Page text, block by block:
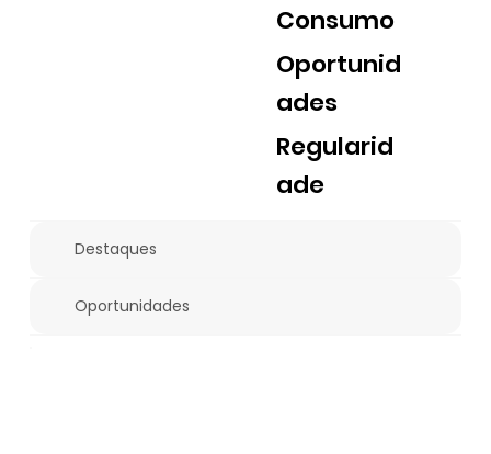
Consumo
Oportunid
ades
Regularid
ade
Destaques
Oportunidades